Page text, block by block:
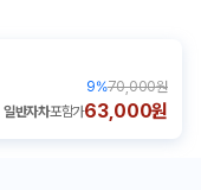
9%70,000원
일반자차포함가63,000원